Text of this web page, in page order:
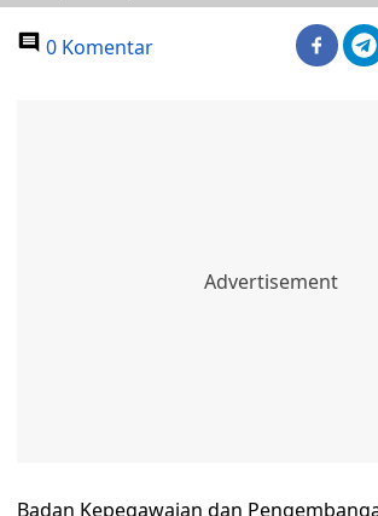
0 Komentar
Badan Kepegawaian dan